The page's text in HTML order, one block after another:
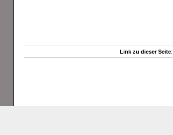
Link zu dieser Seite